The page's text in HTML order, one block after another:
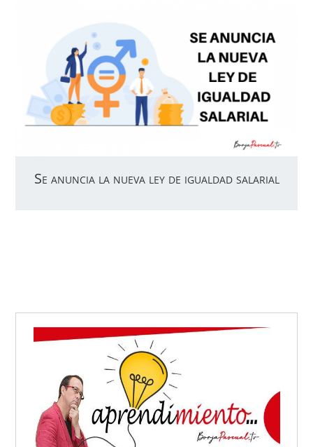
Se anuncia la nueva ley de igualdad salarial